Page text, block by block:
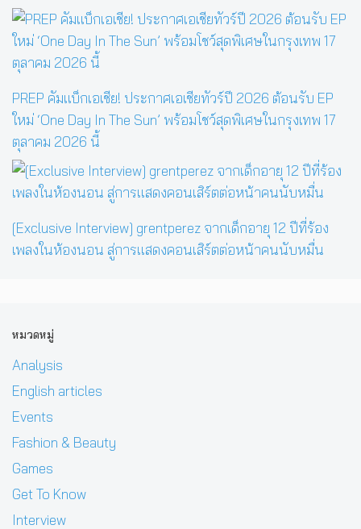
PREP คัมแบ็กเอเชีย! ประกาศเอเชียทัวร์ปี 2026 ต้อนรับ EP
ใหม่ ‘One Day In The Sun’ พร้อมโชว์สุดพิเศษในกรุงเทพ 17
ตุลาคม 2026 นี้
[Exclusive Interview] grentperez จากเด็กอายุ 12 ปีที่ร้อง
เพลงในห้องนอน สู่การแสดงคอนเสิร์ตต่อหน้าคนนับหมื่น
หมวดหมู่
Analysis
English articles
Events
Fashion & Beauty
Games
Get To Know
Interview